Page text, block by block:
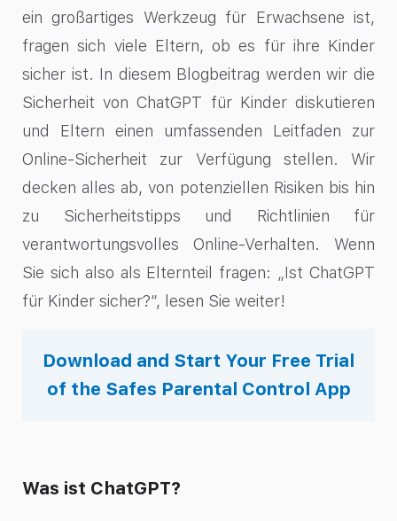
ein großartiges Werkzeug für Erwachsene ist,
fragen sich viele Eltern, ob es für ihre Kinder
sicher ist. In diesem Blogbeitrag werden wir die
Sicherheit von ChatGPT für Kinder diskutieren
und Eltern einen umfassenden Leitfaden zur
Online-Sicherheit zur Verfügung stellen. Wir
decken alles ab, von potenziellen Risiken bis hin
zu Sicherheitstipps und Richtlinien für
verantwortungsvolles Online-Verhalten. Wenn
Sie sich also als Elternteil fragen: „Ist ChatGPT
für Kinder sicher?“, lesen Sie weiter!
Download and Start Your Free Trial
of the Safes Parental Control App
Was ist ChatGPT?